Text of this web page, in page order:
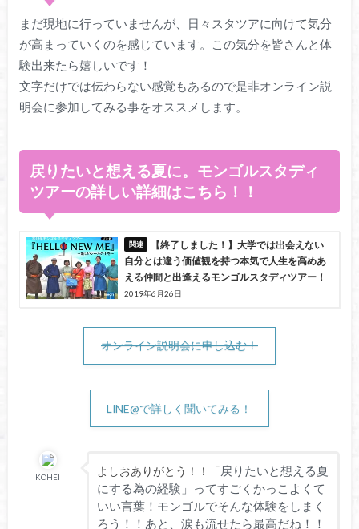
まだ現地に行っていませんが、日々スタツアに向けて気分
が高まっていくのを感じています。この気分を皆さんと体
験出来たら嬉しいです！
文字だけでは伝わらない感覚もあるので是非オンライン説
明会に参加してみる事をオススメします。
戻りたいと想える夏に。モンゴルスタディ
ツアーの詳しい詳細はこちら！！
【終了しました！】大学では出会えない
自分とは違う価値観を持つ本気で人生を高めあ
える仲間と出逢えるモンゴルスタディツアー！
2019年6月26日
オンライン説明会に申し込む！
LINE@で詳しく聞いてみる！
KOHEI よしおありがとう！！「戻りたいと想える夏
にする為の経験」ってすごくかっこよくて
いい言葉！モンゴルでそんな体験をしまく
ろう！！あと、涙も流せたら最高だね！！